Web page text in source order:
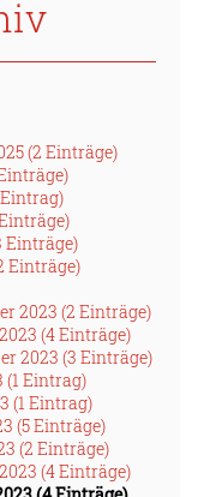
(2 Einträge)
Einträge)
Einträge)
2023 (2 Einträge)
(4 Einträge)
2023 (3 Einträge)
(1 Eintrag)
(1 Eintrag)
(5 Einträge)
(2 Einträge)
(4 Einträge)